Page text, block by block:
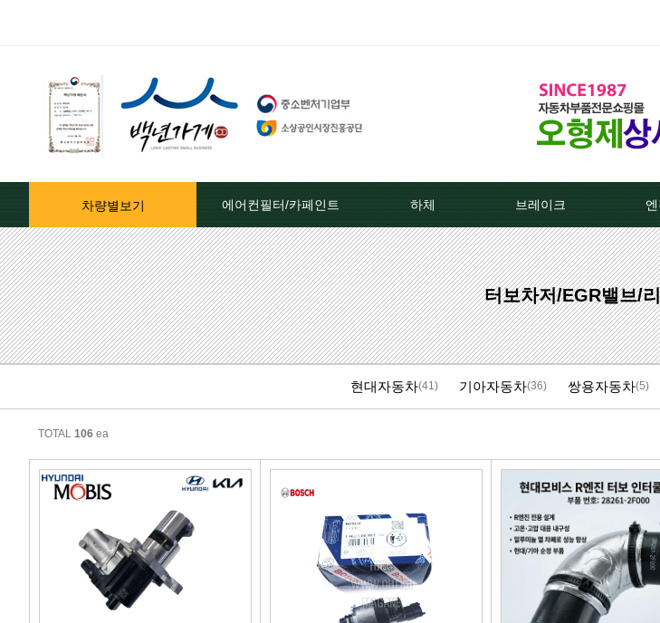
차량별보기 에어컨필터/카페인트
자동차페인트/차종별
자동차페인트/색상코드별
대영카페인트
퍼티[빠데]/콤파운드
에어컨필터[ACDELCO]
에어컨필터[GM쉐보레]
에어컨필터[쌍용]
에어컨필터[유성]
하체
TPMS센서
클러치커버/디스크[평화]
클러치커버/디스크[서진]
클러치케이블
오페라실린더[대철]
로어암/어퍼암[동남]
어시스트암[동남]
브레이크
베스트브레이크패드 -한국
상신하이큐패드
상신하드론패드
평화브레이크패드
홍성브레이크패드
싸이드라이닝
브레이크디스크[평화]
엔
터보차저/EGR밸브/
현대자동차(41) 기아자동차(36) 쌍용자동차(5)
TOTAL 106 ea